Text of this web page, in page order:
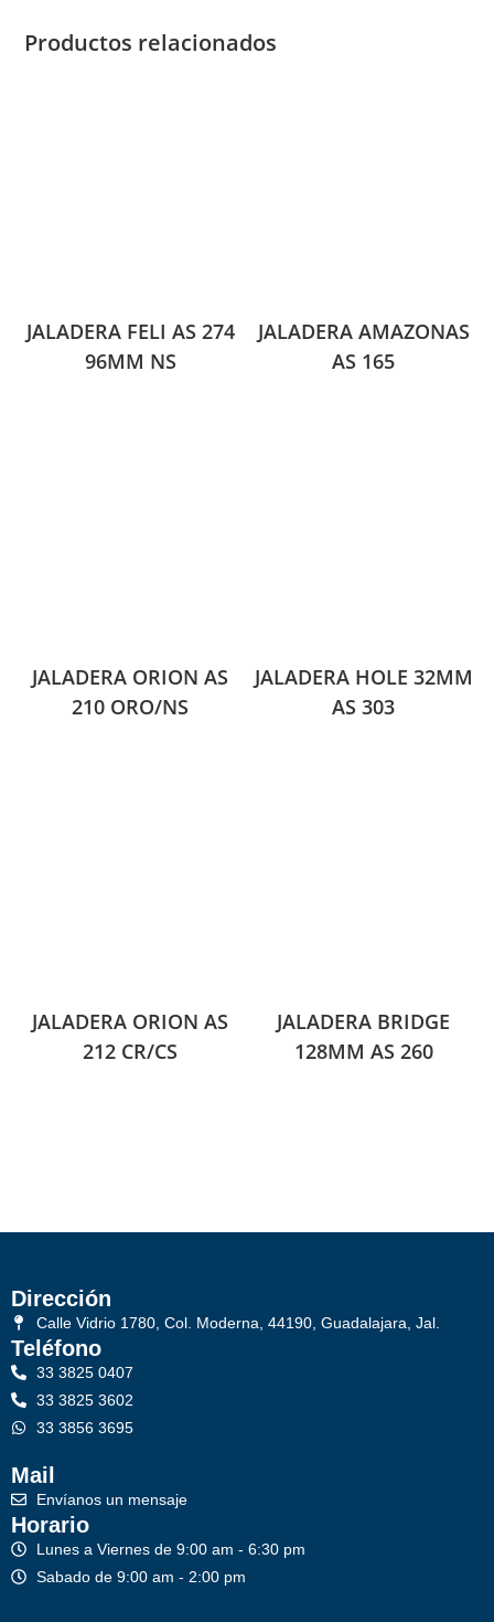
Productos relacionados
JALADERA FELI AS 274
96MM NS
JALADERA AMAZONAS
AS 165
JALADERA ORION AS
210 ORO/NS
JALADERA HOLE 32MM
AS 303
JALADERA ORION AS
212 CR/CS
JALADERA BRIDGE
128MM AS 260
Dirección
Calle Vidrio 1780, Col. Moderna, 44190, Guadalajara, Jal.
Teléfono
33 3825 0407
33 3825 3602
33 3856 3695
Mail
Envíanos un mensaje
Horario
Lunes a Viernes de 9:00 am - 6:30 pm
Sabado de 9:00 am - 2:00 pm